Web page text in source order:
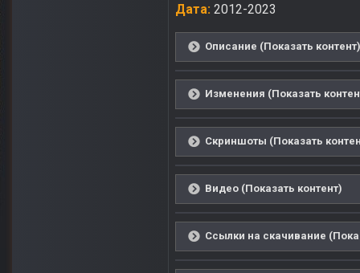
Дата: 2012-2023
Описание (Показать контент)
Изменения (Показать
Скриншоты (Показать
Видео (Показать контент)
Ссылки на скачивание